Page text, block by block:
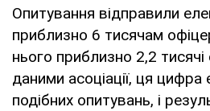
Опитування відправили
приблизно 6 тисячам
нього приблизно 2,2 тисячі
даними асоціації, ця
подібних опитувань, і